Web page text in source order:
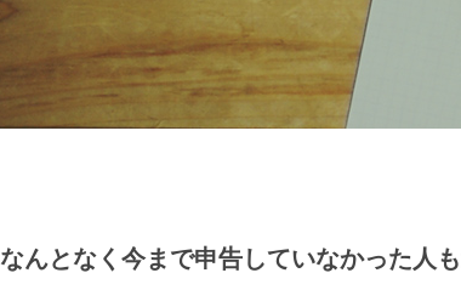
なんとなく今まで申告していなかった人